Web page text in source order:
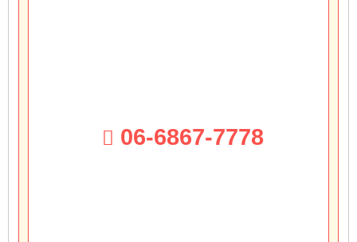
06-6867-7778